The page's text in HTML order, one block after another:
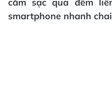
smartphone nhanh